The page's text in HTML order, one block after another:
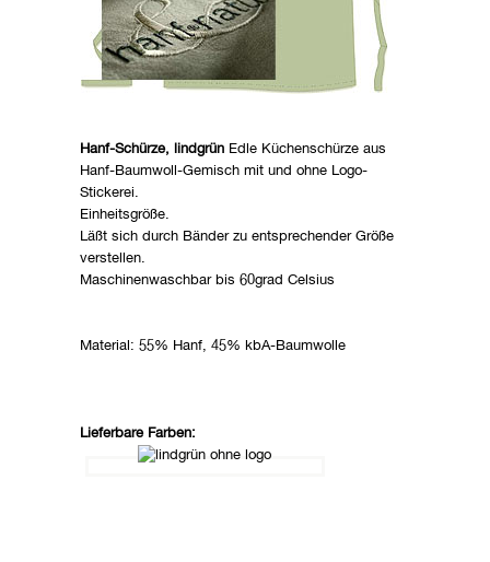
Hanf-Schürze, lindgrünEdle Küchenschürze aus
Hanf-Baumwoll-Gemisch mit und ohne Logo-
Stickerei.
Einheitsgröße.
Läßt sich durch Bänder zu entsprechender Größe
verstellen.
Maschinenwaschbar bis 60grad Celsius
Material: 55% Hanf, 45% kbA-Baumwolle
Lieferbare Farben: